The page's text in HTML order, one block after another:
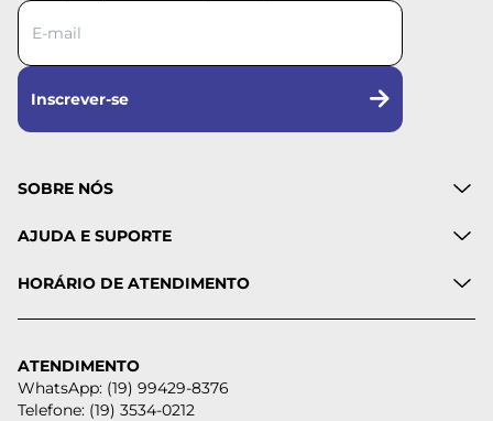
Inscrever-se
SOBRE NÓS
AJUDA E SUPORTE
HORÁRIO DE ATENDIMENTO
ATENDIMENTO
WhatsApp: (19) 99429-8376
Telefone: (19) 3534-0212